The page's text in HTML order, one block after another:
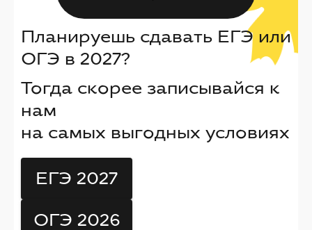
Планируешь сдавать ЕГЭ или
ОГЭ в 2027?
Тогда скорее записывайся к
нам
на самых выгодных условиях
ЕГЭ 2027
ОГЭ 2026